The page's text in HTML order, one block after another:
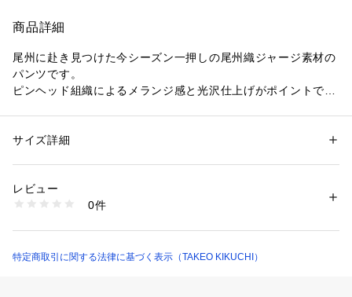
商品詳細
尾州に赴き見つけた今シーズン一押しの尾州織ジャージ素材の
パンツです。
ピンヘッド組織によるメランジ感と光沢仕上げがポイントで
【デザインポイント】
州のイチテキ様によるセットアップ企画。
だれることなく仕立て映えする肉感と、程よい伸縮性が日本素
このパンツの特徴は
性別：メンズ
素材：表地: 毛53％ ポリエステル47％ 裏地: ポリエステル64％ 複合繊維
生産国：ベトナム製
1095800004688
サイズ詳細
レビュー
0件
特定商取引に関する法律に基づく表示（TAKEO KIKUCHI）